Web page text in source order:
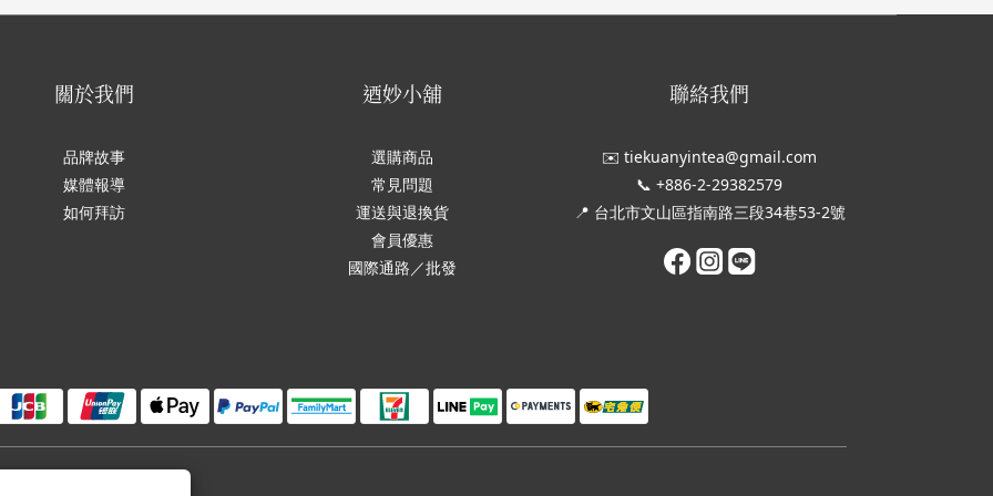
關於我們
品牌故事
媒體報導
如何拜訪
迺妙小舖
選購商品
常見問題
運送與退換貨
會員優惠
國際通路／批發
聯絡我們
✉️ tiekuanyintea@gmail.com
📞 +886-2-29382579
📍 台北市文山區指南路三段34巷53-2號